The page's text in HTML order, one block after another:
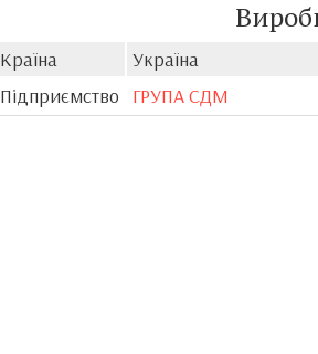
Країна
Україна
Підприємство
ГРУПА СДМ